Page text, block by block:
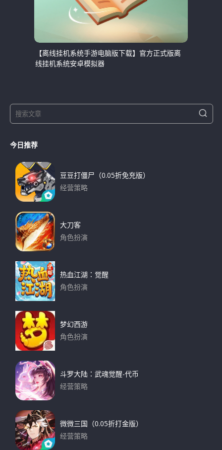
【离线挂机系统手游电脑版下载】官方正式版离
线挂机系统安卓模拟器
e
r
S
e
今日推荐
豆豆打僵尸（0.05折免充版）
经营策略
大刀客
角色扮演
热血江湖：觉醒
角色扮演
梦幻西游
角色扮演
斗罗大陆：武魂觉醒-代币
经营策略
微微三国（0.05折打金版）
经营策略